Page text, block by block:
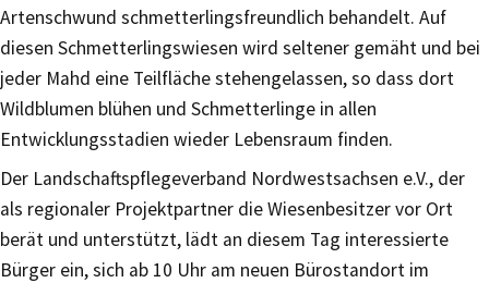
Artenschwund schmetterlingsfreundlich behandelt. Auf
diesen Schmetterlingswiesen wird seltener gemäht und bei
jeder Mahd eine Teilfläche stehengelassen, so dass dort
Wildblumen blühen und Schmetterlinge in allen
Entwicklungsstadien wieder Lebensraum finden.
Der Landschaftspflegeverband Nordwestsachsen e.V., der
als regionaler Projektpartner die Wiesenbesitzer vor Ort
berät und unterstützt, lädt an diesem Tag interessierte
Bürger ein, sich ab 10 Uhr am neuen Bürostandort im